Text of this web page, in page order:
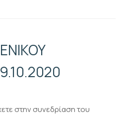
στην συνεδρίαση του